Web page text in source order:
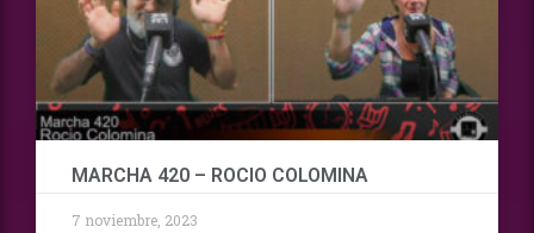
MARCHA 420 – ROCIO COLOMINA
7 noviembre, 2023